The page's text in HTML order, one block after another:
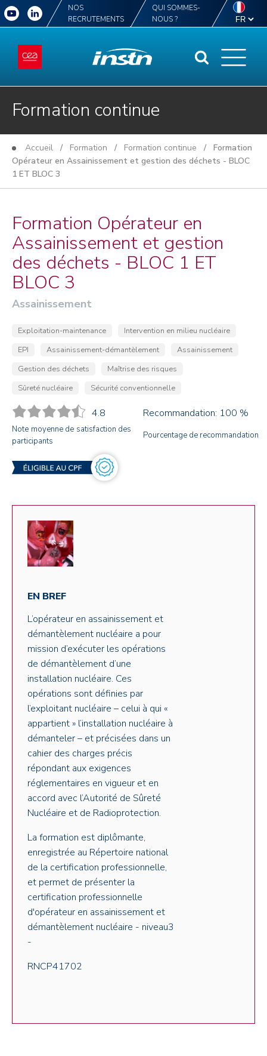
NOS
RECRUTEMENTS
QUI SOMMES-
NOUS ?
Formation continue
Accueil / Formation / Formation continue / Formation
Opérateur en Assainissement et gestion des déchets - BLOC
1 ET BLOC 3
Formation Opérateur en
Assainissement et gestion
des déchets - BLOC 1 ET
BLOC 3
Assainissement
Exploitation-maintenance
Intervention en milieu nucléaire
EPI
Assainissement-démantèlement
Assainissement
Gestion des déchets
Maîtrise des risques
Sûreté nucléaire
Sécurité conventionnelle
4.8 Recommandation: 100 %
Note moyenne de satisfaction des
participants
Pourcentage de recommandation
EN BREF
L’opérateur en assainissement et
démantèlement nucléaire a pour
mission d’exécuter les opérations
de démantèlement d’une
installation nucléaire. Ces
opérations sont définies par
l’exploitant nucléaire – celui à qui «
appartient » l’installation nucléaire à
démanteler – et précisées dans un
cahier des charges précis
répondant aux exigences
réglementaires en vigueur et en
accord avec l’Autorité de Sûreté
Nucléaire et de Radioprotection.
La formation est diplômante,
enregistrée au Répertoire national
de la certification professionnelle,
et permet de présenter la
certification professionnelle
d'opérateur en assainissement et
démantèlement nucléaire - niveau3
-
RNCP41702